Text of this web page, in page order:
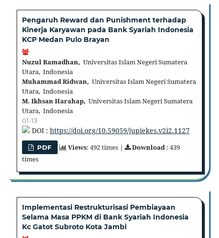
Pengaruh Reward dan Punishment terhadap
Kinerja Karyawan pada Bank Syariah Indonesia
KCP Medan Pulo Brayan
Nuzul Ramadhan, Universitas Islam Negeri Sumatera
Utara, Indonesia
Muhammad Ridwan, Universitas Islam Negeri Sumatera
Utara, Indonesia
M. Ikhsan Harahap, Universitas Islam Negeri Sumatera
Utara, Indonesia
01-13
DOI : https://doi.org/10.59059/jupiekes.v2i2.1127
PDF Views: 492 times | Download: 439
times
Implementasi Restrukturisasi Pembiayaan
Selama Masa PPKM di Bank Syariah Indonesia
Kc Gatot Subroto Kota Jambi